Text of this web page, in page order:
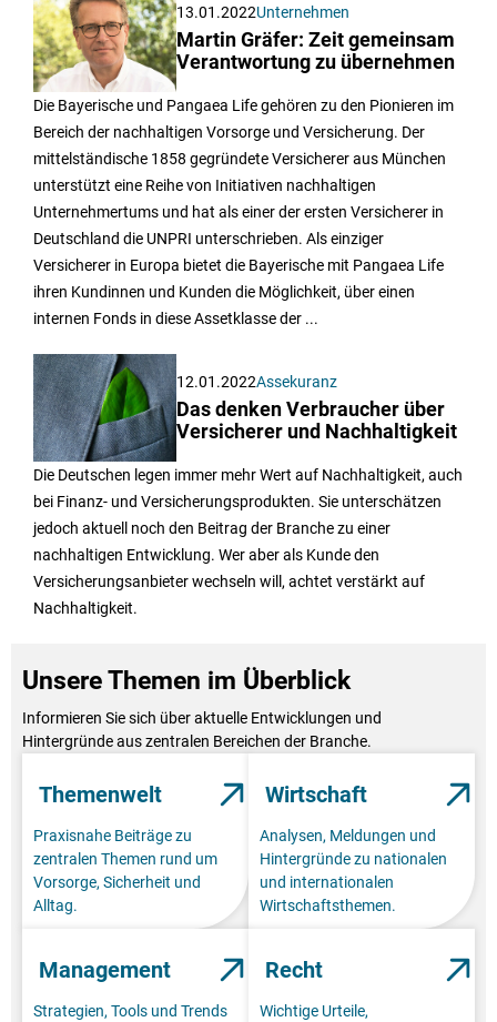
13.01.2022Unternehmen
Martin Gräfer: Zeit gemeinsam
Verantwortung zu übernehmen
Die Bayerische und Pangaea Life gehören zu den Pionieren im
Bereich der nachhaltigen Vorsorge und Versicherung. Der
mittelständische 1858 gegründete Versicherer aus München
unterstützt eine Reihe von Initiativen nachhaltigen
Unternehmertums und hat als einer der ersten Versicherer in
Deutschland die UNPRI unterschrieben. Als einziger
Versicherer in Europa bietet die Bayerische mit Pangaea Life
ihren Kundinnen und Kunden die Möglichkeit, über einen
internen Fonds in diese Assetklasse der ...
12.01.2022Assekuranz
Das denken Verbraucher über
Versicherer und Nachhaltigkeit
Die Deutschen legen immer mehr Wert auf Nachhaltigkeit, auch
bei Finanz- und Versicherungsprodukten. Sie unterschätzen
jedoch aktuell noch den Beitrag der Branche zu einer
nachhaltigen Entwicklung. Wer aber als Kunde den
Versicherungsanbieter wechseln will, achtet verstärkt auf
Nachhaltigkeit.
Unsere Themen im Überblick
Informieren Sie sich über aktuelle Entwicklungen und
Hintergründe aus zentralen Bereichen der Branche.
Themenwelt
Praxisnahe Beiträge zu
zentralen Themen rund um
Vorsorge, Sicherheit und
Alltag.
Wirtschaft
Analysen, Meldungen und
Hintergründe zu nationalen
und internationalen
Wirtschaftsthemen.
Management
Strategien, Tools und Trends
Recht
Wichtige Urteile,